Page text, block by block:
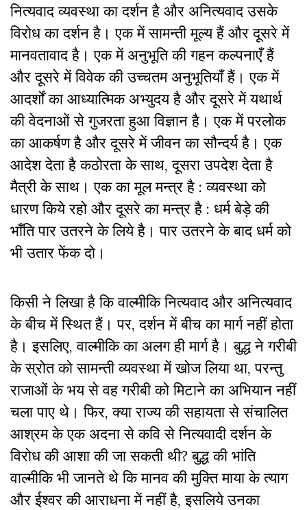
नित्यवाद व्यवस्था का दर्शन है और अनित्यवाद उसके
विरोध का दर्शन है। एक में सामन्ती मूल्य हैं और दूसरे में
मानवतावाद है। एक में अनुभूति की गहन कल्पनाएँ हैं
और दूसरे में विवेक की उच्चतम अनुभूतियाँ हैं। एक में
आदर्शों का आध्यात्मिक अभ्युदय है और दूसरे में यथार्थ
की वेदनाओं से गुजरता हुआ विज्ञान है। एक में परलोक
का आकर्षण है और दूसरे में जीवन का सौन्दर्य है। एक
आदेश देता है कठोरता के साथ,दूसरा उपदेश देता है
मैत्री के साथ। एक का मूल मन्त्र है : व्यवस्था को
धारण किये रहो और दूसरे का मन्त्र है : धर्म बेड़े की
भाँति पार उतरने के लिये है। पार उतरने के बाद धर्म को
भी उतार फेंक दो।
किसी ने लिखा है कि वाल्मीकि नित्यवाद और अनित्यवाद
के बीच में स्थित हैं। पर,दर्शन में बीच का मार्ग नहीं होता
है। इसलिए, वाल्मीकि का अलग ही मार्ग है। बुद्ध ने गरीबी
के स्रोत को सामन्ती व्यवस्था में खोज लिया था,परन्तु
राजाओं के भय से वह गरीबी को मिटाने का अभियान नहीं
चला पाए थे। फिर,क्या राज्य की सहायता से संचालित
आश्रम के एक अदना से कवि से नित्यवादी दर्शन के
विरोध की आशा की जा सकती थी?बुद्ध की भांति
वाल्मीकि भी जानते थे कि मानव की मुक्ति माया के त्याग
और ईश्वर की आराधना में नहीं है,इसलिये उनका